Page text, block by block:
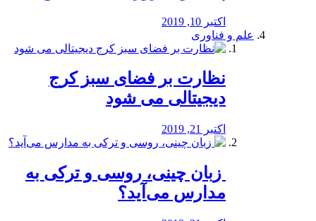
اکتبر 10, 2019
علم و فناوری
نظارت بر فضای سبز کرج
دیجیتالی می شود
اکتبر 21, 2019
️ زبان چینی، روسی و ترکی به
مدارس می‌آید؟